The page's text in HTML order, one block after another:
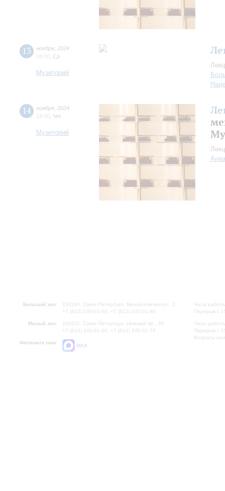
13 ноября 2024
18:00 Ср
Музиторий
14 ноября 2024
18:00 Чт
Музиторий
Большой зал:
191186, Санкт-Петербург, Михайловская ул., 2
+7 (812) 240-01-00, +7 (812) 240-01-80
Малый зал:
191011, Санкт-Петербург, Невский пр., 30
+7 (812) 240-01-00, +7 (812) 240-01-70
Напишите нам:
MAX
Часы
Перерыв с
Часы
Перерыв с
Вопросы